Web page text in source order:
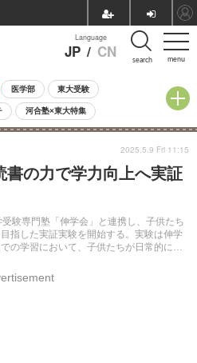
menu
Language
JP / CN search
医学部 東大受験
河合塾×東大特集
中学受験 小学校受験
過去問 人気記事
の力で学力向上へ実証
験専門塾「伸学会」と連携し、子供たち
指した実証実験を開始する。実験は伸学
の学習において、子供たちが日常的に読
2025.5.9 Fri 11:15